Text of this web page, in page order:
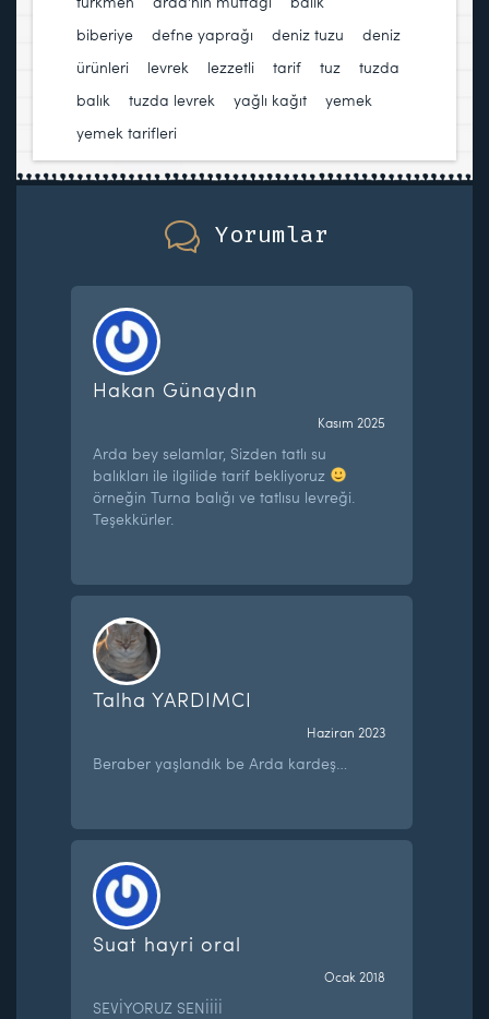
biberiye
defne yaprağı deniz tuzu
deniz
ürünleri
levrek lezzetli tarif tuz
tuzda
balık
tuzda levrek yağlı kağıt yemek
yemek tarifleri
Yorumlar
Hakan Günaydın
Kasım 2025
Arda bey selamlar, Sizden tatlı su
balıkları ile ilgilide tarif bekliyoruz
örneğin Turna balığı ve tatlısu levreği.
Teşekkürler.
Talha YARDIMCI
Haziran 2023
Beraber yaşlandık be Arda kardeş…
Suat hayri oral
Ocak 2018
SEVİYORUZ SENİİİİ